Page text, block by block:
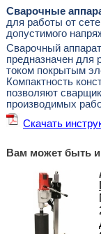
Сварочные
для работы от
допустимого
Сварочный
предназначен для
током покрытым
Компактность
позволяют
производимых
Скачать
Вам может быть